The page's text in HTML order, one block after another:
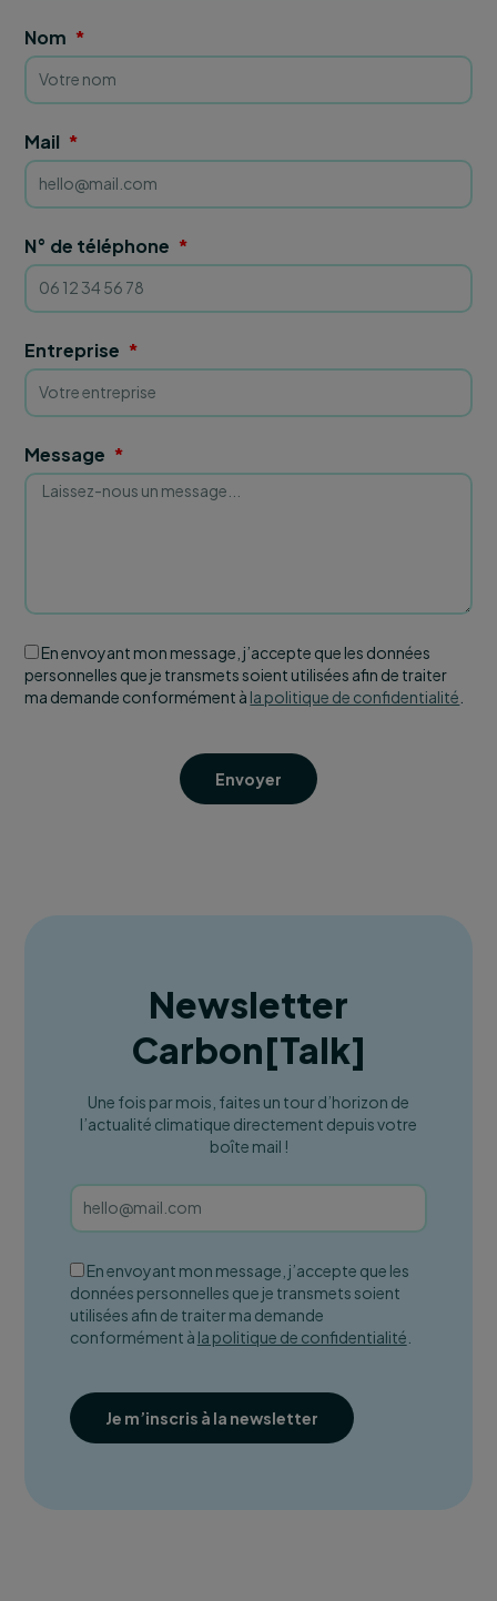
Nom
Mail
N° de téléphone
Entreprise
Message
En envoyant mon message, j’accepte que les données
personnelles que je transmets soient utilisées afin de traiter
ma demande conformément à la politique de confidentialité
Envoyer
Newsletter
Carbon[Talk]
Une fois par mois, faites un tour d’horizon de
l’actualité climatique directement depuis votre
boîte mail !
En envoyant mon message, j’accepte que les
données personnelles que je transmets soient
utilisées afin de traiter ma demande
conformément à la politique de confidentialité
Je m’inscris à la newsletter